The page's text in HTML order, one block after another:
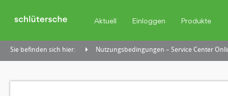
Aktuell Einloggen Produkte
Sie befinden sich hier: Nutzungsbedingungen – Service Center